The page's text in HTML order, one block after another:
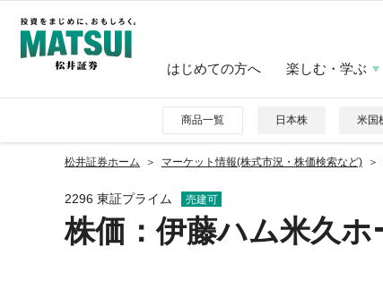
はじめての方へ 楽しむ・学ぶ
商品一覧 日本株 米国
松井証券ホーム マーケット情報(株式市況・株価検索など)
2296 東証プライム 売建可
株価 ：伊藤ハム米久